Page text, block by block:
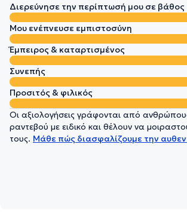
Διερεύνησε την περίπτωσή μου σε βάθος
Μου ενέπνευσε εμπιστοσύνη
Έμπειρος & καταρτισμένος
Συνεπής
Προσιτός & φιλικός
Οι αξιολογήσεις γράφονται από
ραντεβού με ειδικό και θέλουν να
τους. Μάθε πώς διασφαλίζουμε την